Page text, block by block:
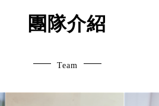
團隊介紹
Team